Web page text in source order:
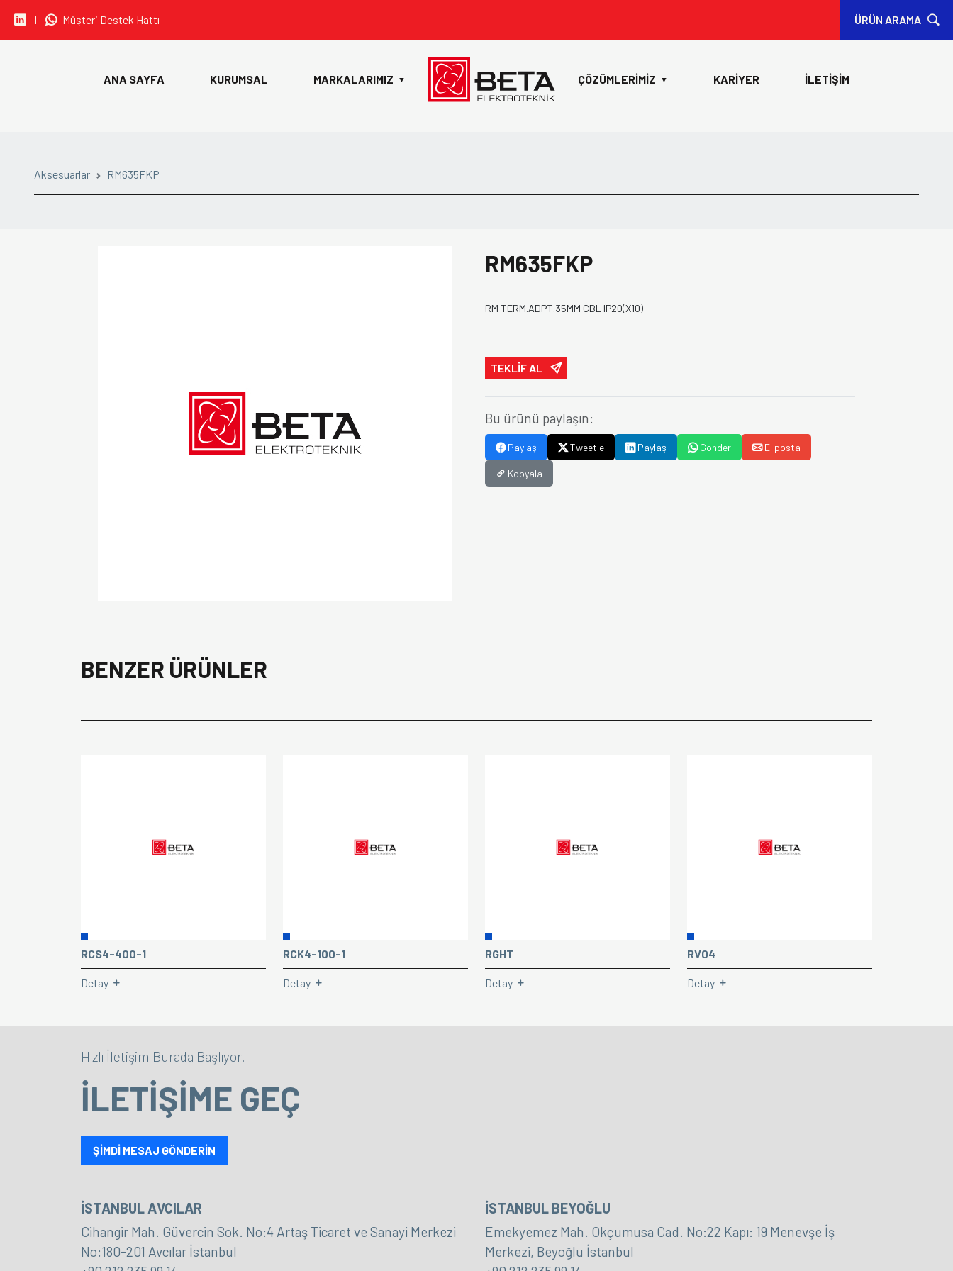
I Müşteri Destek Hattı ÜRÜN ARAMA
ANA SAYFA KURUMSAL MARKALARIMIZ ▼ ÇÖZÜMLERİMİZ ▼ KARİYER İLETİŞİM
Aksesuarlar RM635FKP
RM635FKP
RM TERM.ADPT.35MM CBL IP20(X10)
TEKLİF AL
Bu ürünü paylaşın:
Paylaş Tweetle Paylaş Gönder E-posta
Kopyala
BENZER ÜRÜNLER
RCS4-400-1
Detay
RCK4-100-1
Detay
RGHT
Detay
RV04
Detay
Hızlı İletişim Burada Başlıyor.
İLETİŞİME GEÇ
ŞİMDİ MESAJ GÖNDERİN
İSTANBUL AVCILAR
Cihangir Mah. Güvercin Sok. No:4 Artaş Ticaret ve Sanayi Merkezi
No:180-201 Avcılar İstanbul
İSTANBUL BEYOĞLU
Emekyemez Mah. Okçumusa Cad. No:22 Kapı: 19 Menevşe İş
Merkezi, Beyoğlu İstanbul